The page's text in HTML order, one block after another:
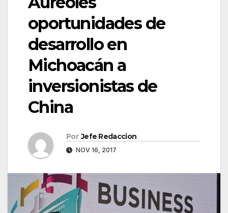
oportunidades de
desarrollo en
Michoacán a
inversionistas de
China
Por Jefe Redaccion
NOV 16, 2017